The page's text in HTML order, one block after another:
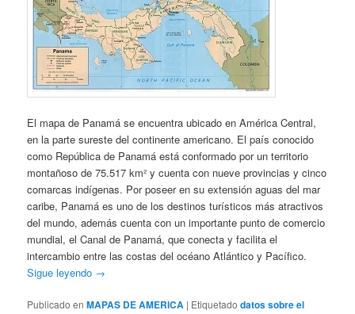
El mapa de Panamá se encuentra ubicado en América Central,
en la parte sureste del continente americano. El país conocido
como República de Panamá está conformado por un territorio
montañoso de 75.517 km² y cuenta con nueve provincias y cinco
comarcas indígenas. Por poseer en su extensión aguas del mar
caribe, Panamá es uno de los destinos turísticos más atractivos
del mundo, además cuenta con un importante punto de comercio
mundial, el Canal de Panamá, que conecta y facilita el
intercambio entre las costas del océano Atlántico y Pacífico.
Sigue leyendo →
Publicado en MAPAS DE AMERICA | Etiquetado datos sobre el